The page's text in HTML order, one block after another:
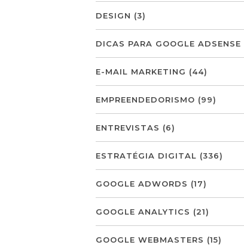
DESIGN (3)
DICAS PARA GOOGLE ADSENSE
E-MAIL MARKETING (44)
EMPREENDEDORISMO (99)
ENTREVISTAS (6)
ESTRATÉGIA DIGITAL (336)
GOOGLE ADWORDS (17)
GOOGLE ANALYTICS (21)
GOOGLE WEBMASTERS (15)